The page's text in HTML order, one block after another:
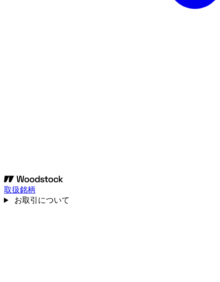
取扱銘柄
お取引について